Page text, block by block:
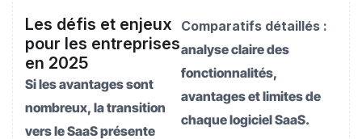
Les défis et enjeux
pour les entreprises
en 2025
Si les avantages sont
nombreux, la transition
vers le SaaS présente
Comparatifs détaillés :
analyse claire des
fonctionnalités,
avantages et limites de
chaque logiciel SaaS.